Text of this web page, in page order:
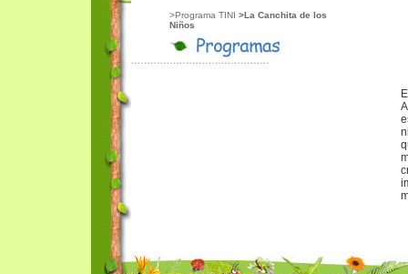
>Programa TINI >La Canchita de los
Niños